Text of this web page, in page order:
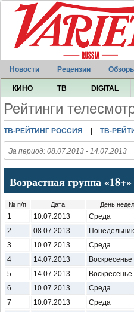
Новости Рецензии
КИНО ТВ DIGITAL
Рейтинги
ТВ-РЕЙТИНГ РОССИЯ ТВ-
За период: 08.07.2013 - 14.07.2013
Возрастная группа
№ п/п Дата День
1 10.07.2013 Среда
2
08.07.2013 Понедельник
3
10.07.2013 Среда
4
14.07.2013 Воскресенье
5
14.07.2013 Воскресенье
6
10.07.2013 Среда
7
10.07.2013 Среда